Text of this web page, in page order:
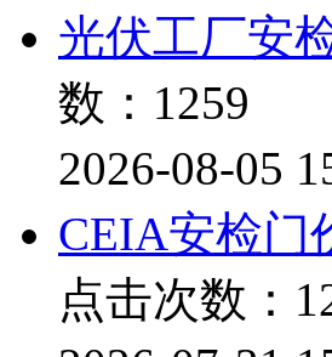
光伏工厂安
数：1259
2026-08-05
CEIA安检门
点击次数：